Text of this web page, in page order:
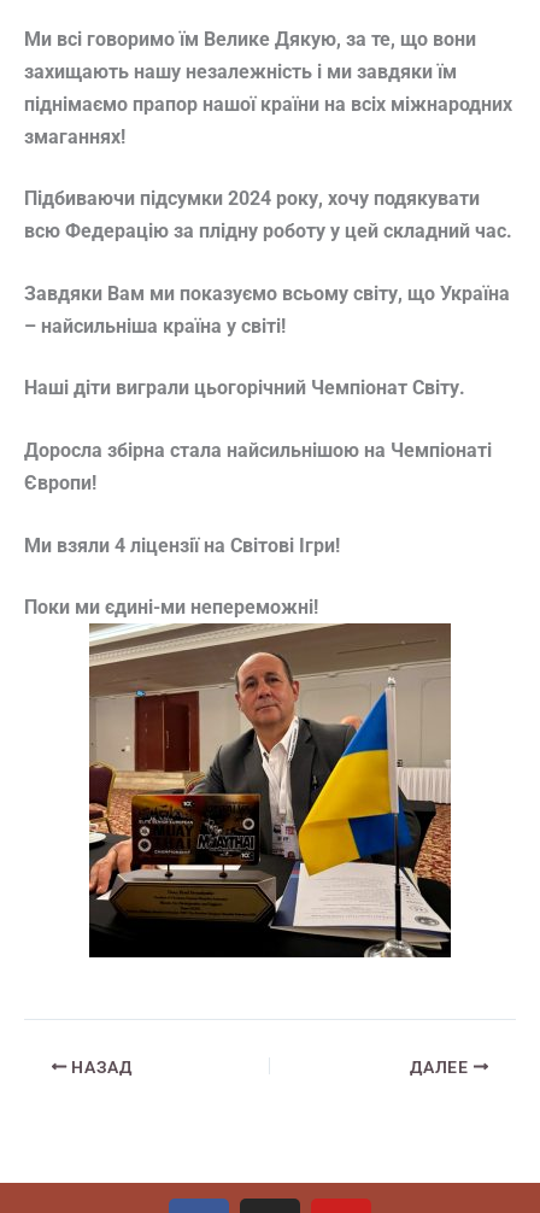
Ми всі говоримо їм Велике Дякую, за те, що вони
захищають нашу незалежність і ми завдяки їм
піднімаємо прапор нашої країни на всіх міжнародних
змаганнях!
Підбиваючи підсумки 2024 року, хочу подякувати
всю Федерацію за плідну роботу у цей складний час.
Завдяки Вам ми показуємо всьому світу, що Україна
– найсильніша країна у світі!
Наші діти виграли цьогорічний Чемпіонат Світу.
Доросла збірна стала найсильнішою на Чемпіонаті
Європи!
Ми взяли 4 ліцензії на Світові Ігри!
Поки ми єдині-ми непереможні!
НАЗАД ДАЛЕЕ